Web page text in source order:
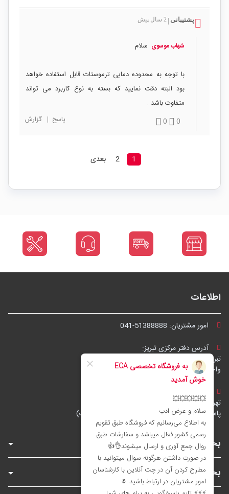
پشتیبانی | 2 سال پیش
شهاب موسوی سلام
با توجه به محدوده دمایی ترموستات قابل استفاده خواهد
بود البته دقت نمایید که بسته به نوع کاربرد می تواند
متفاوت باشد .
0
0 پاسخ | گزارش
1
2 بعدی
اطلاعات
امور مشتریان: 041-51388888
آدرس دفتر مرکزی تبریز:
تبریز، چهارراه شریعتی، مجتمع تجاری گلستان،
واحد ۷
آدرس فروشگاه تهران:
تهران، خیابان جمهوری، نرسیده به پل حافظ،
پاساژ توکل، طبقه زیرهمکف، واحد B6 (تاپ ترونیک)
بخش‌های فروشگاه
بخش‌های سایت